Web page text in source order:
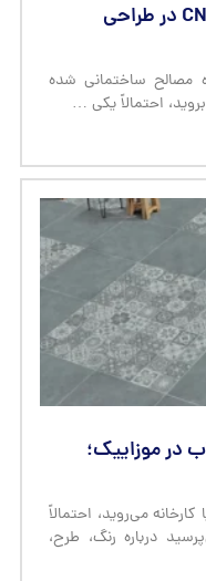
فناوری چاپ دیجیتال و برش CNC در طراحی
مصالح ساختمانی شده
احتمالاً یکی …
در موزاییک؛
می‌روید، احتمالاً
درباره رنگ، طرح،